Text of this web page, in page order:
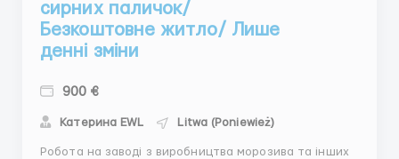
сирних паличок/
Безкоштовне житло/ Лише
денні зміни
900 €
Катерина EWL Litwa (Poniewież)
Робота на заводі з виробництва морозива та інших